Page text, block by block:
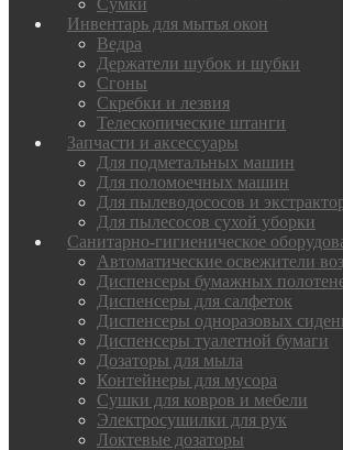
Сумки
Инвентарь для мытья окон
Ведра
Держатели шубок и шубки
Сгоны
Скребки и лезвия
Телескопические штанги
Запчасти и аксессуары
Для подметальных машин
Для поломоечных машин
Для пылеводососов и
Для пылесосов сухой уборки
Санитарно-гигиеническое
Автоматические освежители
Диспенсеры бумажных
Диспенсеры для салфеток
Диспенсеры одноразовых
Диспенсеры туалетной бумаги
Дозаторы для мыла
Контейнеры для мусора
Сушки для ковров и мебели
Электросушилки для рук
Локтевые дозаторы